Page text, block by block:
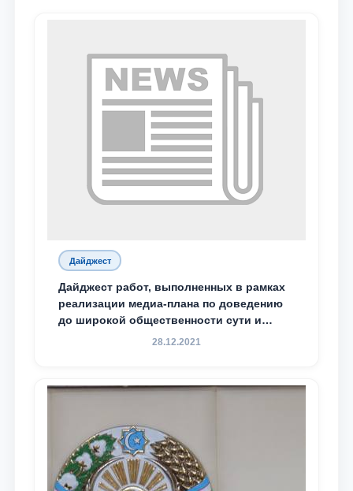
Дайджест
Дайджест работ, выполненных в рамках
реализации медиа-плана по доведению
до широкой общественности сути и
содержания задач, определённых в
Мажлису и народу Узбекистана
28.12.2021